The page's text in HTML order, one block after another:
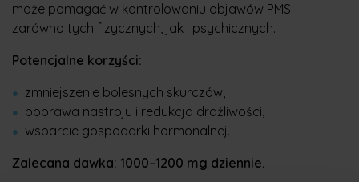
może pomagać w kontrolowaniu objawów PMS –
zarówno tych fizycznych, jak i psychicznych.
Potencjalne korzyści:
zmniejszenie bolesnych skurczów,
poprawa nastroju i redukcja drażliwości,
wsparcie gospodarki hormonalnej.
Zalecana dawka: 1000–1200 mg dziennie.